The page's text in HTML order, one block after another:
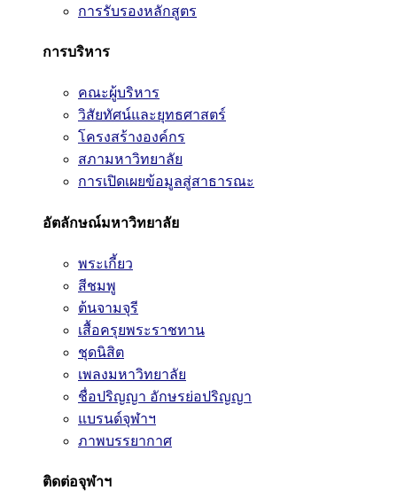
การรับรองหลักสูตร
การบริหาร
คณะผู้บริหาร
วิสัยทัศน์และยุทธศาสตร์
โครงสร้างองค์กร
สภามหาวิทยาลัย
การเปิดเผยข้อมูลสู่สาธารณะ
อัตลักษณ์มหาวิทยาลัย
พระเกี้ยว
สีชมพู
ต้นจามจุรี
เสื้อครุยพระราชทาน
ชุดนิสิต
เพลงมหาวิทยาลัย
ชื่อปริญญา อักษรย่อปริญญา
แบรนด์จุฬาฯ
ภาพบรรยากาศ
ติดต่อจุฬาฯ